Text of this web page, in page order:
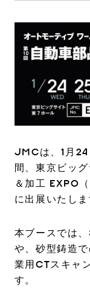
JMCは、1月24
間、東京ビッ
＆加工 EXPO
に出展いたしま
本ブースでは
や、砂型鋳造
業用CTスキャ
す。